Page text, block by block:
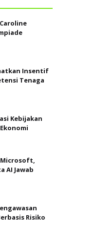
Insentif
Tenaga
Kebijakan
Microsoft,
AI Jawab
Risiko